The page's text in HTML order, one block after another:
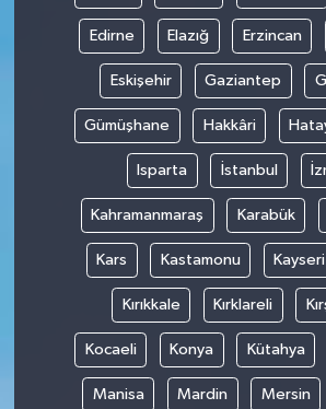
Edirne Elazığ Erzincan
Eskişehir Gaziantep
Gümüşhane Hakkâri
Isparta İstanbul
Kahramanmaraş Karabük
Kars Kastamonu Kayseri
Kırıkkale Kırklareli
Kocaeli Konya Kütahya
Manisa Mardin Mersin